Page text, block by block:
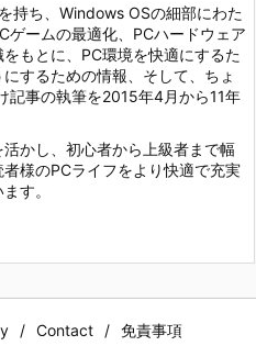
持ち、Windows OSの細部にわた
ゲームの最適化、PCハードウェア
もとに、PC環境を快適にするた
するための情報、そして、ちょ
記事の執筆を2015年4月から11年
かし、初心者から上級者まで幅
様のPCライフをより快適で充実
す。
Contact 免責事項